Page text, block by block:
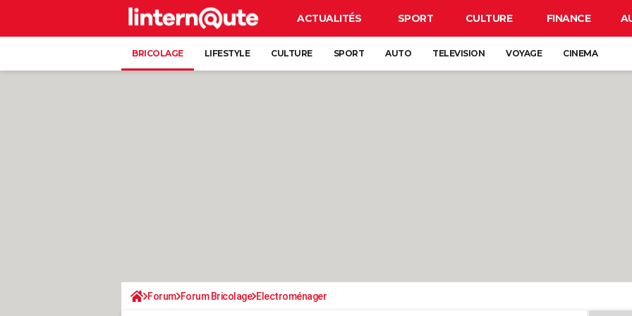
ACTUALITÉS SPORT CULTURE FINANCE
BRICOLAGE LIFESTYLE CULTURE SPORT AUTO TELEVISION VOYAGE CINEMA
Forum Forum Bricolage Electroménager